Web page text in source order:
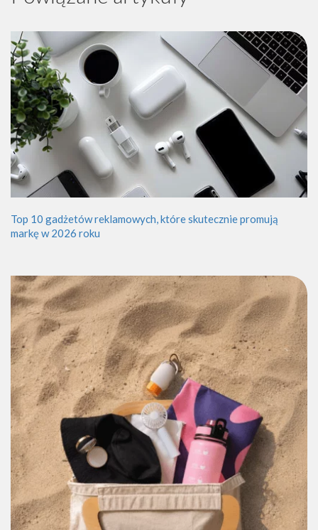
Top 10 gadżetów reklamowych, które skutecznie promują
markę w 2026 roku